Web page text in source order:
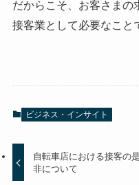
だからこそ、お客さまの
接客業として必要なこと
ビジネス・インサイト
自転車店における接客の是
非について